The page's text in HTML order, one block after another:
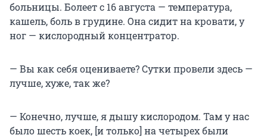
больницы. Болеет с 16 августа — температура,
кашель, боль в грудине. Она сидит на кровати, у
ног — кислородный концентратор.
— Вы как себя оцениваете? Сутки провели здесь —
лучше, хуже, так же?
— Конечно, лучше, я дышу кислородом. Там у нас
было шесть коек, [и только] на четырех были